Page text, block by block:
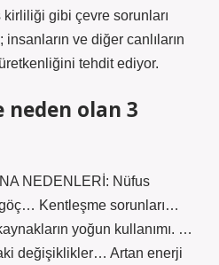
gibi çevre sorunları
ve diğer canlıların
tehdit ediyor.
olan 3
NEDENLERİ: Nüfus
Kentleşme sorunları…
yoğun kullanımı. …
değişiklikler… Artan enerji